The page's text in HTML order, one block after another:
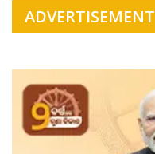
ADVERTISEMENT